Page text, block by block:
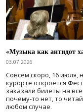
«Музыка как антидот
03.07.2026
Совсем скоро, 16
курорте откроется
заказали билеты на
почему-то нет, то
любом случае.